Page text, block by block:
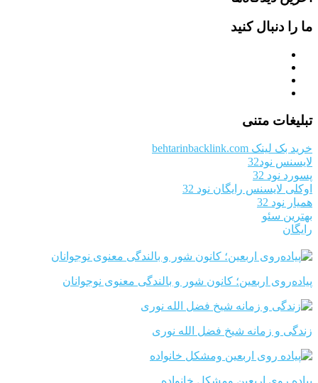
ما را دنبال کنید
تبلیغات متنی
خرید بک لینک behtarinbacklink.com
لایسنس نود32
پسورد نود 32
اوکلی لایسنس رایگان نود 32
همیار نود 32
بهترین سئو
رایگان
پیاده‌روی اربعین؛ کانون شور و بالندگی معنوی نوجوانان
زندگی و زمانه شیخ فضل الله نوری
پیاده روی اربعین ومشکل خانواده